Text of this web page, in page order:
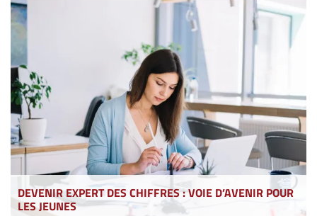
DEVENIR EXPERT DES CHIFFRES : VOIE D’AVENIR POUR
LES JEUNES